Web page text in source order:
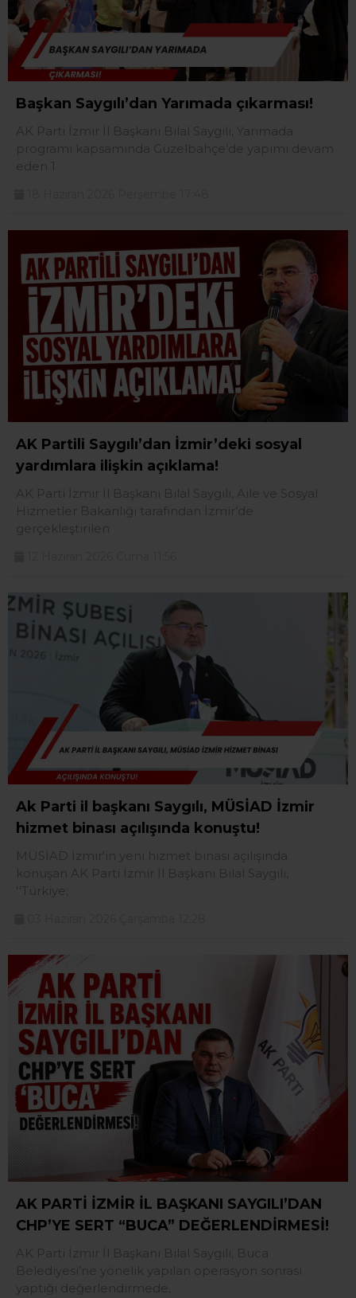
Başkan Saygılı’dan Yarımada çıkarması!
AK Parti İzmir İl Başkanı Bilal Saygılı, Yarımada
programı kapsamında Güzelbahçe’de yapımı devam
eden 1
AK Partili Saygılı’dan İzmir’deki sosyal
yardımlara ilişkin açıklama!
AK Parti İzmir İl Başkanı Bilal Saygılı, Aile ve Sosyal
Hizmetler Bakanlığı tarafından İzmir’de
gerçekleştirilen
Ak Parti il başkanı Saygılı, MÜSİAD İzmir
hizmet binası açılışında konuştu!
MÜSİAD İzmir'in yeni hizmet binası açılışında
konuşan AK Parti İzmir İl Başkanı Bilal Saygılı,
''Türkiye;
AK PARTİ İZMİR İL BAŞKANI SAYGILI’DAN
CHP’YE SERT “BUCA” DEĞERLENDİRMESİ!
AK Parti İzmir İl Başkanı Bilal Saygılı, Buca
Belediyesi’ne yönelik yapılan operasyon sonrası
yaptığı değerlendirmede,